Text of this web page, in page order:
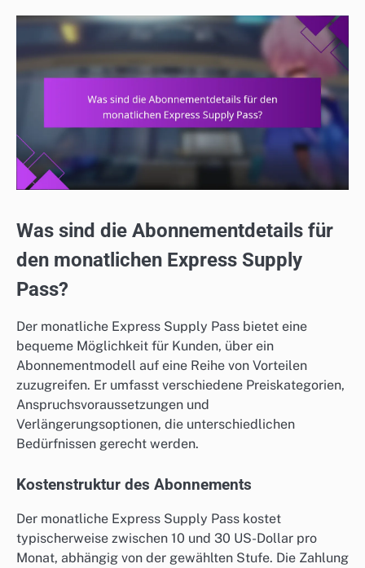
Was sind die Abonnementdetails für
den monatlichen Express Supply
Pass?
Der monatliche Express Supply Pass bietet eine
bequeme Möglichkeit für Kunden, über ein
Abonnementmodell auf eine Reihe von Vorteilen
zuzugreifen. Er umfasst verschiedene Preiskategorien,
Anspruchsvoraussetzungen und
Verlängerungsoptionen, die unterschiedlichen
Bedürfnissen gerecht werden.
Kostenstruktur des Abonnements
Der monatliche Express Supply Pass kostet
typischerweise zwischen 10 und 30 US-Dollar pro
Monat, abhängig von der gewählten Stufe. Die Zahlung